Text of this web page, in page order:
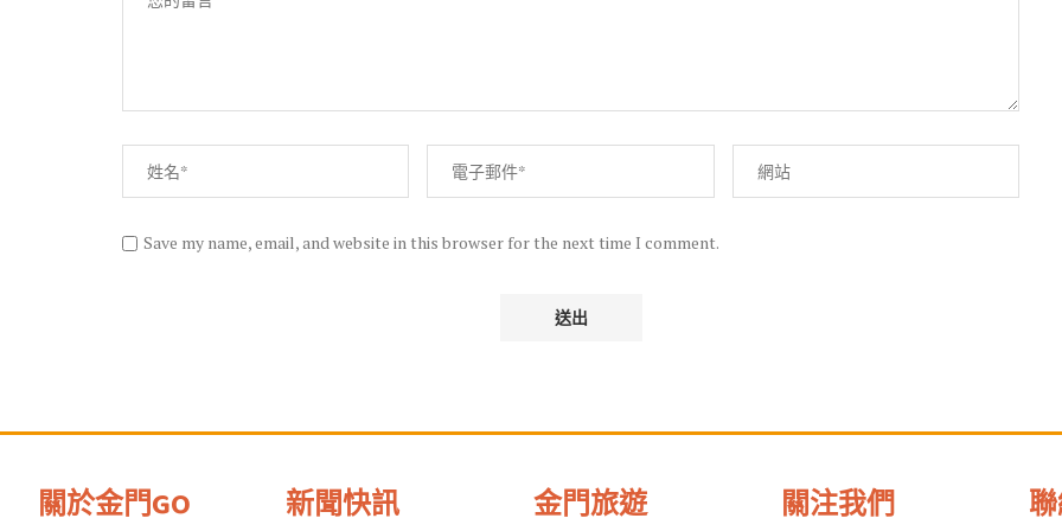
Save my name, email, and website in this browser for the next time I comment.
關於金門GO 新聞快訊 金門旅遊 關注我們